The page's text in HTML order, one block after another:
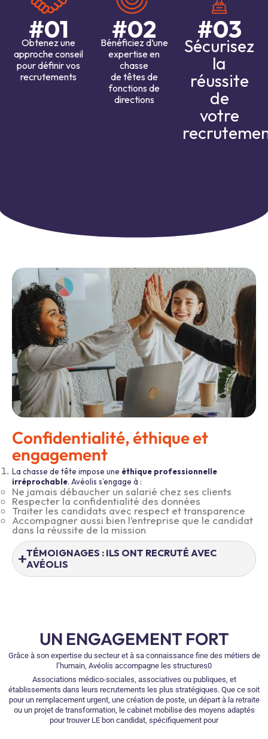
#01
Obtenez une
approche conseil
pour définir vos
recrutements
#02
Bénéficiez d’une
expertise en
chasse
de têtes de
fonctions de
directions
#03
Sécurisez
la
réussite
de
votre
Confidentialité, éthique et
engagement
La chasse de tête impose une éthique professionnelle
irréprochable. Avéolis s’engage à :
Ne jamais débaucher un salarié chez ses clients
Respecter la confidentialité des données
Traiter les candidats avec respect et transparence
Accompagner aussi bien l’entreprise que le candidat
dans la réussite de la mission
TÉMOIGNAGES : ILS ONT RECRUTÉ AVEC
AVÉOLIS
UN ENGAGEMENT FORT
Grâce à son expertise du secteur et à sa connaissance fine des métiers de
l’humain, Avéolis accompagne les structures0
Associations médico-sociales, associatives ou publiques, et
établissements dans leurs recrutements les plus stratégiques. Que ce soit
pour un remplacement urgent, une création de poste, un départ à la retraite
ou un projet de transformation, le cabinet mobilise des moyens adaptés
pour trouver LE bon candidat, spécifiquement pour